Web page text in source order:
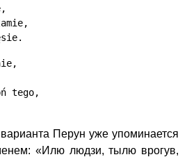
tego,
Перун уже упоминается
«Илю людзи, тылю врогув,